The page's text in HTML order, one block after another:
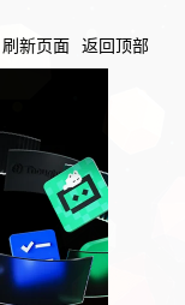
刷新页面 返回顶部